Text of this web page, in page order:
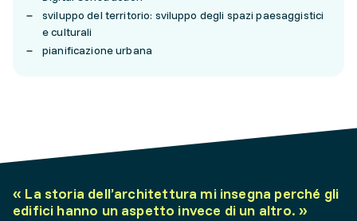
sviluppo del territorio: sviluppo degli spazi paesaggistici
e culturali
pianificazione urbana
« La storia dell’architettura mi insegna perché gli
edifici hanno un aspetto invece di un altro. »